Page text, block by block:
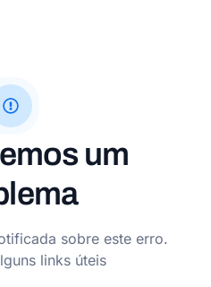
um
sobre este erro.
links úteis